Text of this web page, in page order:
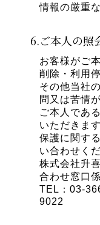
情報の厳重
6.ご本人の照
お客様がご
削除・利用
その他当社
問又は苦情
ご本人であ
いただきま
保護に関す
い合わせく
株式会社升
合わせ窓口係
TEL：03-
9022